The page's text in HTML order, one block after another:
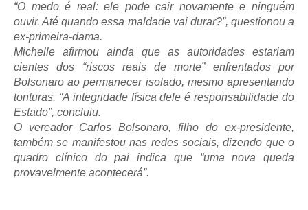
“O medo é real: ele pode cair novamente e ninguém
ouvir. Até quando essa maldade vai durar?”, questionou a
ex-primeira-dama.
Michelle afirmou ainda que as autoridades estariam
cientes dos “riscos reais de morte” enfrentados por
Bolsonaro ao permanecer isolado, mesmo apresentando
tonturas. “A integridade física dele é responsabilidade do
Estado”, concluiu.
O vereador Carlos Bolsonaro, filho do ex-presidente,
também se manifestou nas redes sociais, dizendo que o
quadro clínico do pai indica que “uma nova queda
provavelmente acontecerá”.